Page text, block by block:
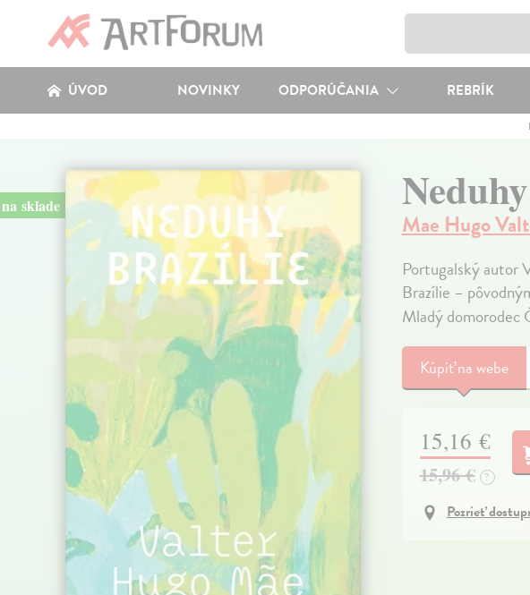
ÚVOD NOVINKY ODPORÚČANIA REBRÍK
na sklade
Mae Hugo
Portugalský autor
Brazílie –
Mladý domorodec
Kúpiťna webe
15,16 €
15,96 € ?
Pozrieť